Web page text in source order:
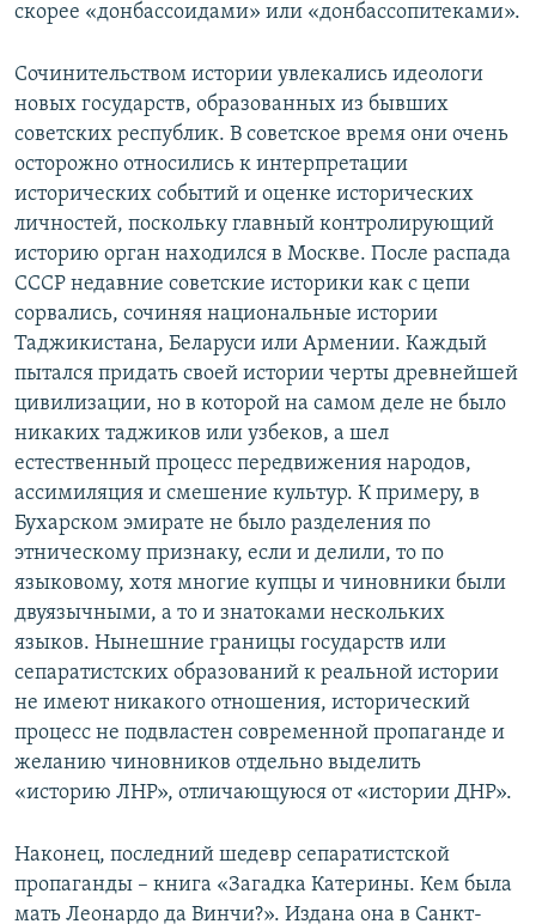
скорее «донбассоидами» или «донбассопитеками».
Сочинительством истории увлекались идеологи
новых государств, образованных из бывших
советских республик. В советское время они очень
осторожно относились к интерпретации
исторических событий и оценке исторических
личностей, поскольку главный контролирующий
историю орган находился в Москве. После распада
СССР недавние советские историки как с цепи
сорвались, сочиняя национальные истории
Таджикистана, Беларуси или Армении. Каждый
пытался придать своей истории черты древнейшей
цивилизации, но в которой на самом деле не было
никаких таджиков или узбеков, а шел
естественный процесс передвижения народов,
ассимиляция и смешение культур. К примеру, в
Бухарском эмирате не было разделения по
этническому признаку, если и делили, то по
языковому, хотя многие купцы и чиновники были
двуязычными, а то и знатоками нескольких
языков. Нынешние границы государств или
сепаратистских образований к реальной истории
не имеют никакого отношения, исторический
процесс не подвластен современной пропаганде и
желанию чиновников отдельно выделить
«историю ЛНР», отличающуюся от «истории ДНР».
Наконец, последний шедевр сепаратистской
пропаганды – книга «Загадка Катерины. Кем была
мать Леонардо да Винчи?». Издана она в Санкт-